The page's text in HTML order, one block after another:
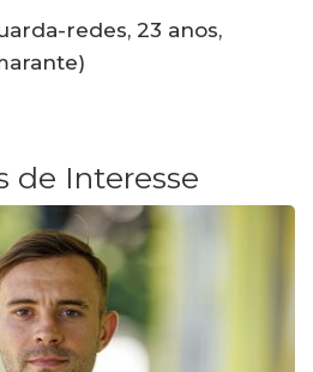
redes, 23 anos,
de Interesse